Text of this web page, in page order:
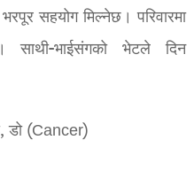
सहयोग मिल्नेछ। परिवारमा
साथी-भाईसंगको भेटले दिन
डो (Cancer)